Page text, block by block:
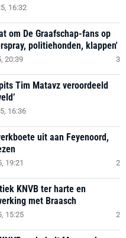
16:32
om De Graafschap-fans op
politiehonden, klappen'
20:39 3
Tim Matavz veroordeeld
16:36
uit aan Feyenoord,
19:21 2
KNVB ter harte en
met Braasch
15:25 2